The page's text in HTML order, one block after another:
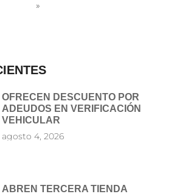
»
OFRECEN DESCUENTO POR
ADEUDOS EN VERIFICACIÓN
VEHICULAR
agosto 4, 2026
ABREN TERCERA TIENDA